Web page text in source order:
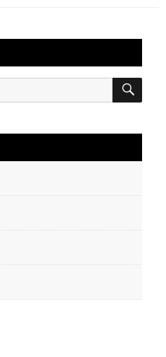
検